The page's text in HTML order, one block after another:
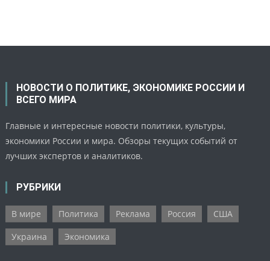
НОВОСТИ О ПОЛИТИКЕ, ЭКОНОМИКЕ РОССИИ И
ВСЕГО МИРА
Главные и интересные новости политики, культуры,
экономики России и мира. Обзоры текущих событий от
лучших экспертов и аналитиков.
РУБРИКИ
В мире Политика Реклама Россия
США
Украина
Экономика